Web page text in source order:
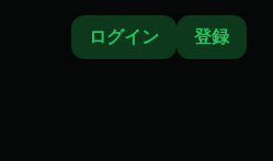
ログイン 登録